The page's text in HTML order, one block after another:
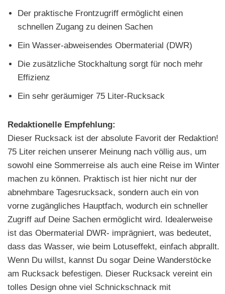
Der praktische Frontzugriff ermöglicht einen
schnellen Zugang zu deinen Sachen
Ein Wasser-abweisendes Obermaterial (DWR)
Die zusätzliche Stockhaltung sorgt für noch mehr
Effizienz
Ein sehr geräumiger 75 Liter-Rucksack
Redaktionelle Empfehlung:
Dieser Rucksack ist der absolute Favorit der Redaktion!
75 Liter reichen unserer Meinung nach völlig aus, um
sowohl eine Sommerreise als auch eine Reise im Winter
machen zu können. Praktisch ist hier nicht nur der
abnehmbare Tagesrucksack, sondern auch ein von
vorne zugängliches Hauptfach, wodurch ein schneller
Zugriff auf Deine Sachen ermöglicht wird. Idealerweise
ist das Obermaterial DWR- imprägniert, was bedeutet,
dass das Wasser, wie beim Lotuseffekt, einfach abprallt.
Wenn Du willst, kannst Du sogar Deine Wanderstöcke
am Rucksack befestigen. Dieser Rucksack vereint ein
tolles Design ohne viel Schnickschnack mit